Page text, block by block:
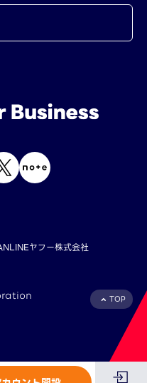
TOP
LINEヤフー株式会社